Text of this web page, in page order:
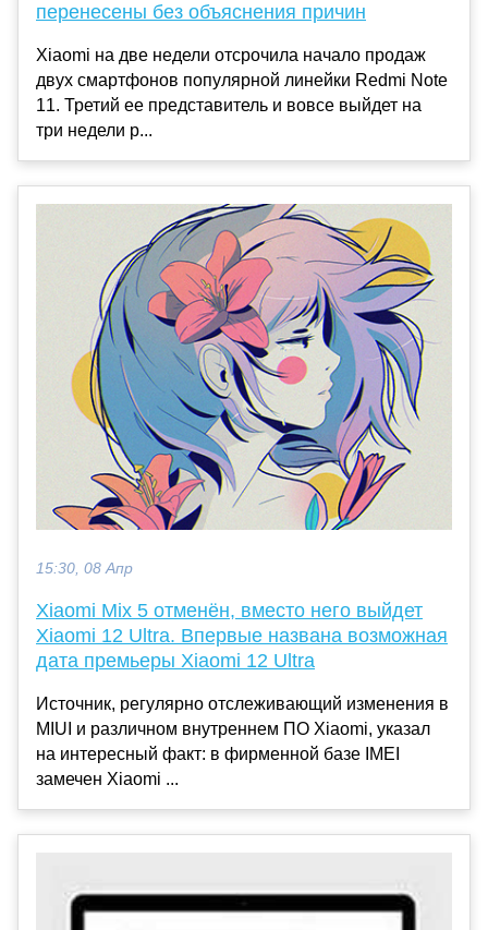
перенесены без объяснения причин
Xiaomi на две недели отсрочила начало продаж
двух смартфонов популярной линейки Redmi Note
11. Третий ее представитель и вовсе выйдет на
три недели р...
15:30, 08 Апр
Xiaomi Mix 5 отменён, вместо него выйдет
Xiaomi 12 Ultra. Впервые названа возможная
дата премьеры Xiaomi 12 Ultra
Источник, регулярно отслеживающий изменения в
MIUI и различном внутреннем ПО Xiaomi, указал
на интересный факт: в фирменной базе IMEI
замечен Xiaomi ...